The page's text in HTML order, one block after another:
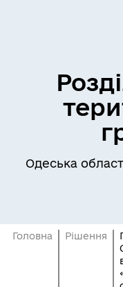
Одеська
Головна Рішення